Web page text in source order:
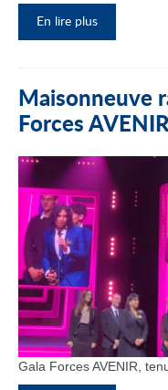
En lire plus
Maisonneuve
Forces
Gala Forces AVENIR,